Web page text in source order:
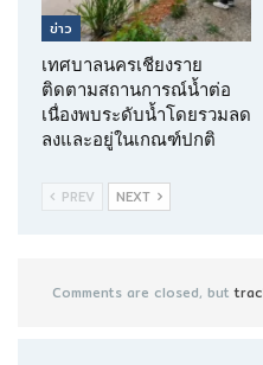
ข่าว
เทศบาลนครเชียงราย
ติดตามสถานการณ์น้ำต่อ
เนื่องพบระดับน้ำโดยรวมลด
ลงและอยู่ในเกณฑ์ปกติ
PREV NEXT
Comments are closed, but